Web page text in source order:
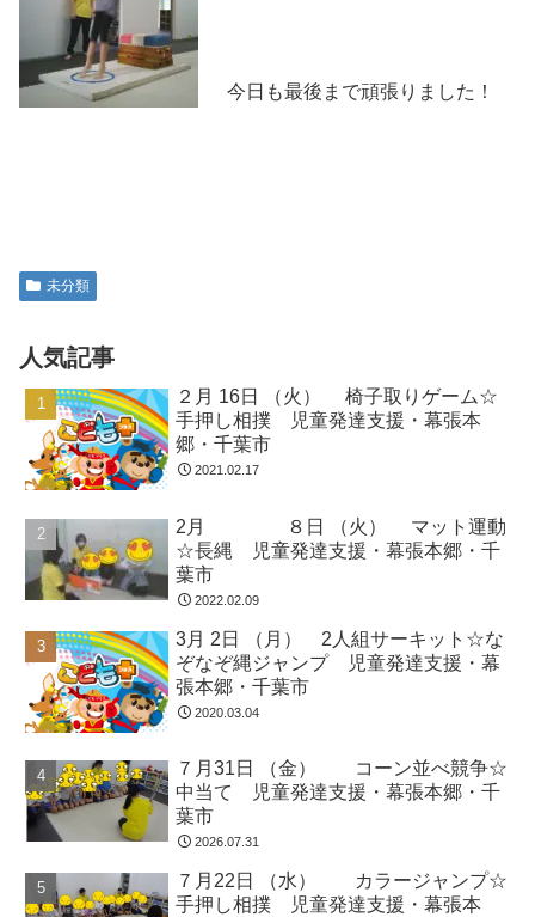
今日も最後まで頑張りました！
未分類
人気記事
２月 16日 （火） 椅子取りゲーム☆
手押し相撲 児童発達支援・幕張本
郷・千葉市
2021.02.17
2月 ８日 （火） マット運動
☆長縄 児童発達支援・幕張本郷・千
葉市
2022.02.09
3月 2日 （月） 2人組サーキット☆な
ぞなぞ縄ジャンプ 児童発達支援・幕
張本郷・千葉市
2020.03.04
７月31日 （金） コーン並べ競争☆
中当て 児童発達支援・幕張本郷・千
葉市
2026.07.31
７月22日 （水） カラージャンプ☆
手押し相撲 児童発達支援・幕張本